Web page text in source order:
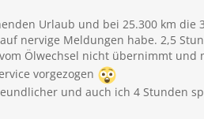
Urlaub und bei 25.300 km die
nervige Meldungen habe. 2,5
Ölwechsel nicht übernimmt
vorgezogen
und auch ich 4 Stunden